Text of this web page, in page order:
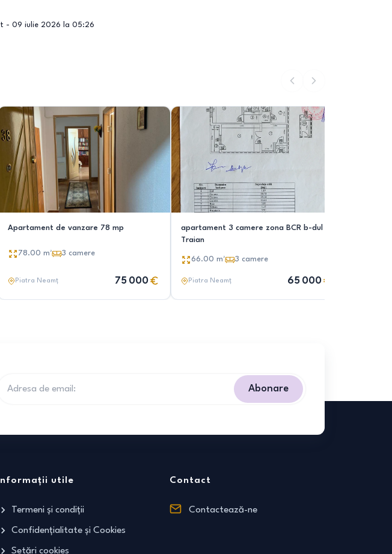
- 09 iulie 2026 la 05:26
Apartament de vanzare 78 mp
78.00 m² 3 camere
Piatra Neamț 75 000
apartament 3 camere zona BCR b-dul
Traian
66.00 m² 3 camere
Piatra Neamț 65 000
Abonare
Informații utile
Termeni și condiții
Confidențialitate și Cookies
Setări cookies
Contact
Contactează-ne